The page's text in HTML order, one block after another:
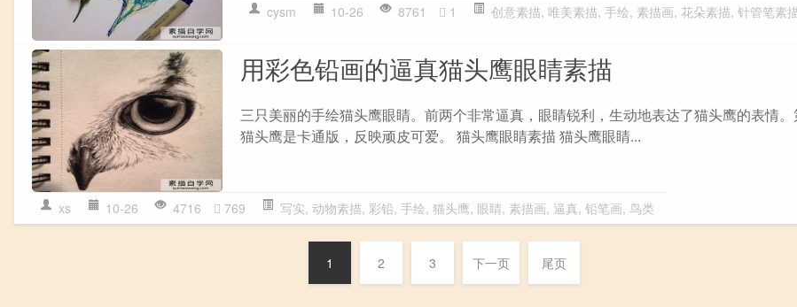
cysm 10-26 8761 1 创意素描, 唯美素描, 手绘, 素描画, 花朵素描, 针管笔素
用彩色铅画的逼真猫头鹰眼睛素描
三只美丽的手绘猫头鹰眼睛。前两个非常逼真，眼睛锐利，生动地表达了猫头鹰的表情
猫头鹰是卡通版，反映顽皮可爱。 猫头鹰眼睛素描 猫头鹰眼睛...
xs 10-26 4716 769 写实, 动物素描, 彩铅, 手绘, 猫头鹰, 眼睛, 素描画, 逼真, 铅笔画, 鸟类
1 2 3 下一页 尾页